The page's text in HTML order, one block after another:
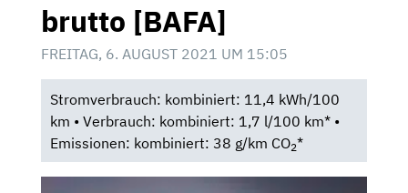
brutto [BAFA]
FREITAG, 6. AUGUST 2021 UM 15:05
Stromverbrauch: kombiniert: 11,4 kWh/100
km • Verbrauch: kombiniert: 1,7 l/100 km* •
Emissionen: kombiniert: 38 g/km CO2*